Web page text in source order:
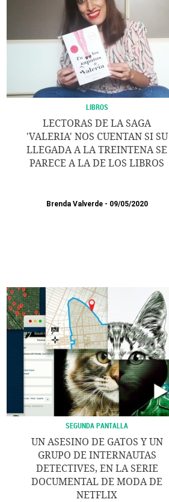
LIBROS
LECTORAS DE LA SAGA
'VALERIA' NOS CUENTAN SI SU
LLEGADA A LA TREINTENA SE
PARECE A LA DE LOS LIBROS
Brenda Valverde 09/05/2020
SEGUNDA PANTALLA
UN ASESINO DE GATOS Y UN
GRUPO DE INTERNAUTAS
DETECTIVES, EN LA SERIE
DOCUMENTAL DE MODA DE
NETFLIX